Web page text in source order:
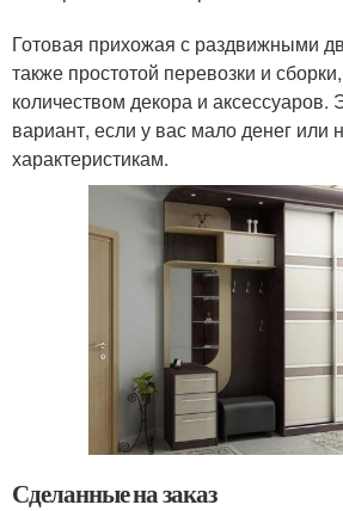
Готовая прихожая с раздвижными
также простотой перевозки и
количеством декора и аксессуаров.
вариант, если у вас мало денег или
характеристикам.
Сделанные на заказ